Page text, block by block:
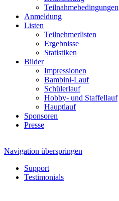
Teilnahmebedingungen
Anmeldung
Listen
Teilnehmerlisten
Ergebnisse
Statistiken
Bilder
Impressionen
Bambini-Lauf
Schülerlauf
Hobby- und Staffellauf
Hauptlauf
Sponsoren
Presse
Navigation überspringen
Support
Testimonials